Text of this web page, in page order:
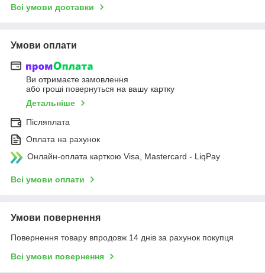
Всі умови доставки
Умови оплати
Ви отримаєте замовлення
або гроші повернуться на вашу картку
Детальніше
Післяплата
Оплата на рахунок
Онлайн-оплата карткою Visa, Mastercard - LiqPay
Всі умови оплати
Умови повернення
Повернення товару впродовж 14 днів за рахунок покупця
Всі умови повернення